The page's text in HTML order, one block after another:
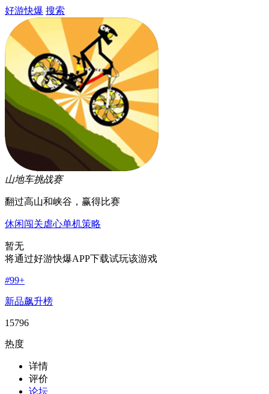
好游快爆 搜索
山地车挑战赛
翻过高山和峡谷，赢得比赛
休闲闯关虐心单机策略
暂无
将通过好游快爆APP下载试玩该游戏
#99+
新品飙升榜
15796
热度
详情
评价
论坛